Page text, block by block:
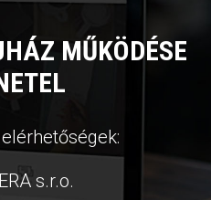
MŰKÖDÉSE
s.r.o.